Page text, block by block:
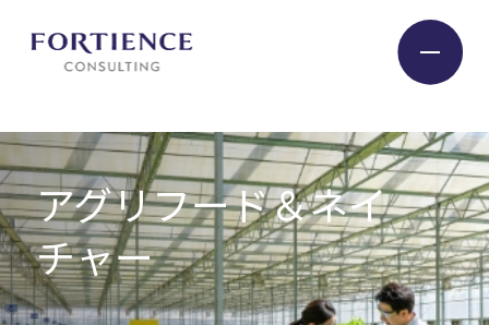
Industry
Service
アグリフード＆ネイ
チャー